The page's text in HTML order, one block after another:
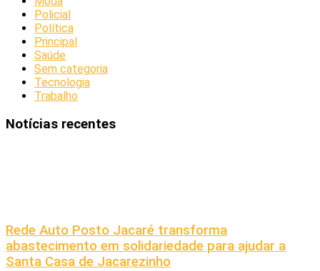
Policial
Política
Principal
Saúde
Sem categoria
Tecnologia
Trabalho
Notícias recentes
Rede Auto Posto Jacaré transforma
abastecimento em solidariedade para ajudar a
Santa Casa de Jacarezinho